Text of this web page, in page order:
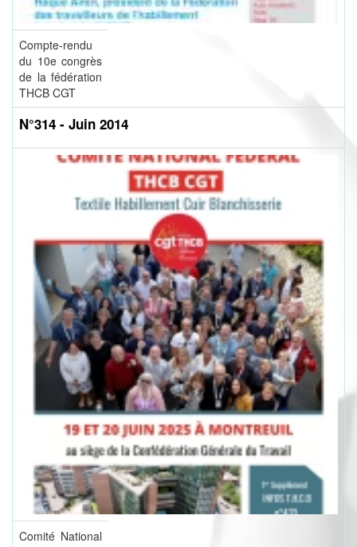
Compte-rendu
du 10e congrès
de la fédération
THCB CGT
N°314 - Juin 2014
Comité National